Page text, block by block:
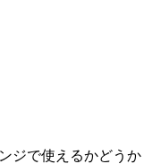
ジで使えるかどうか